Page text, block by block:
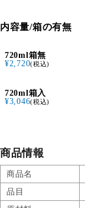
内容量/箱の有無
720ml箱無
¥2,720 税込
720ml箱入
¥3,046 税込
商品情報
商品名
品目